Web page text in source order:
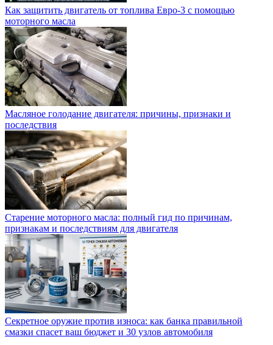
Как защитить двигатель от топлива Евро-3 с помощью
моторного масла
Масляное голодание двигателя: причины, признаки и
последствия
Старение моторного масла: полный гид по причинам,
признакам и последствиям для двигателя
Секретное оружие против износа: как банка правильной
смазки спасет ваш бюджет и 30 узлов автомобиля